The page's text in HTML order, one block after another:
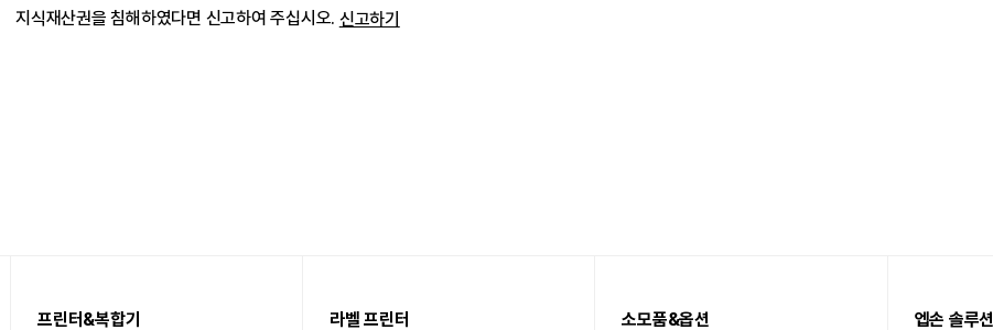
지식재산권을 침해하였다면 신고하여 주십시오. 신고하기
프린터&복합기 라벨 프린터 소모품&옵션 엡손 솔루션